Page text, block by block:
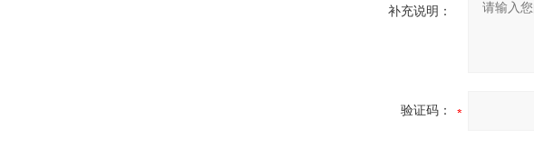
补充说明：
验证码：